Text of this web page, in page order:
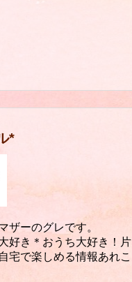
*
ザーのグレです。
好き＊おうち大好き！片
宅で楽しめる情報あれこ